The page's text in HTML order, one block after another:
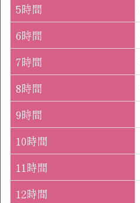
5時間
6時間
7時間
8時間
9時間
10時間
11時間
12時間